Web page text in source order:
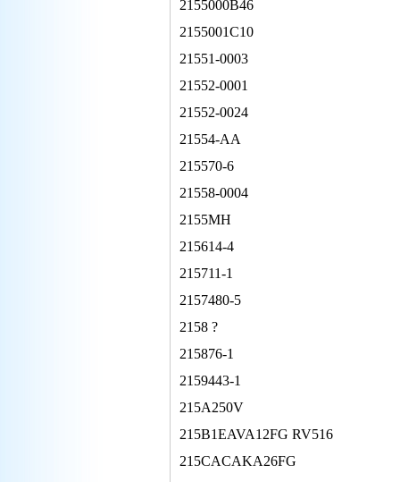
2155000B46
2155001C10
21551-0003
21552-0001
21552-0024
21554-AA
215570-6
21558-0004
2155MH
215614-4
215711-1
2157480-5
2158 ?
215876-1
2159443-1
215A250V
215B1EAVA12FG RV516
215CACAKA26FG